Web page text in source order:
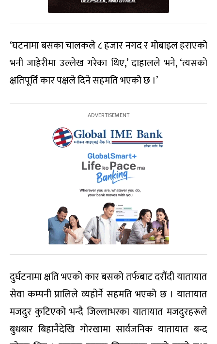
‘घटनामा बसका चालकले ८ हजार नगद र मोबाइल हराएको
भनी जाहेरीमा उल्लेख गरेका थिए,’ दाहालले भने, ‘त्यसको
क्षतिपूर्ति कार पक्षले दिने सहमति भएको छ ।’
दुर्घटनामा क्षति भएको कार बसको तर्फबाट दरौंदी यातायात
सेवा कम्पनी प्रालिले व्यहोर्ने सहमति भएको छ । यातायात
मजदुर कुटिएको भन्दै जिल्लाभरका यातायात मजदुरहरूले
बुधबार बिहानैदेखि गोरखामा सार्वजनिक यातायात बन्द